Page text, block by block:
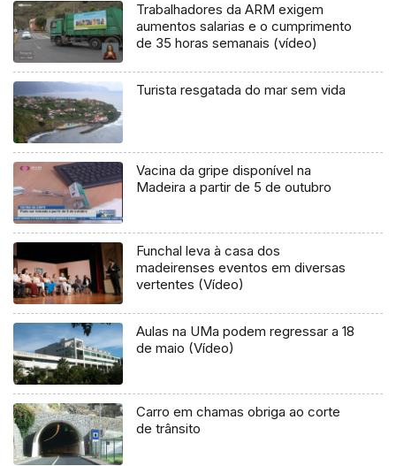
Trabalhadores da ARM exigem
aumentos salarias e o cumprimento
de 35 horas semanais (vídeo)
Turista resgatada do mar sem vida
Vacina da gripe disponível na
Madeira a partir de 5 de outubro
Funchal leva à casa dos
madeirenses eventos em diversas
vertentes (Vídeo)
Aulas na UMa podem regressar a 18
de maio (Vídeo)
Carro em chamas obriga ao corte
de trânsito